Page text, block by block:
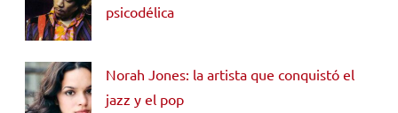
psicodélica
Norah Jones: la artista que conquistó el
jazz y el pop